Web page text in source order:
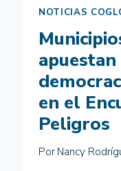
DE
LEY
CON
DE
LA
NOTICIAS
en el
Peligros
Por Nancy